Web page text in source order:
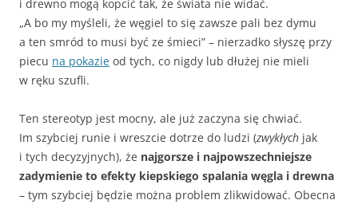
i drewno mogą kopcić tak, że świata nie widać.
„A bo my myśleli, że węgiel to się zawsze pali bez dymu
a ten smród to musi być ze śmieci” – nierzadko słyszę przy
piecu na pokazie od tych, co nigdy lub dłużej nie mieli
w ręku szufli.
Ten stereotyp jest mocny, ale już zaczyna się chwiać.
Im szybciej runie i wreszcie dotrze do ludzi (zwykłych jak
i tych decyzyjnych), że najgorsze i najpowszechniejsze
zadymienie to efekty kiepskiego spalania węgla i drewna
– tym szybciej będzie można problem zlikwidować. Obecna